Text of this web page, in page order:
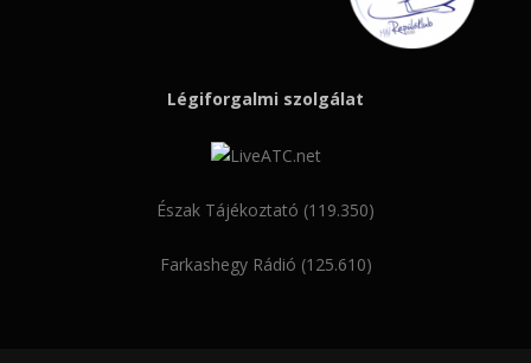
Légiforgalmi szolgálat
Észak Tájékoztató (119.350)
Farkashegy Rádió (125.610)